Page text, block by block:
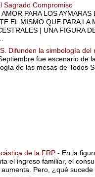
Sagrado Compromiso
PARA LOS AYMARAS
EL MISMO QUE PARA LA
| UNA FIGURA
Difunden la simbología del
fue escenario de
de las mesas de Todos
de la FRP - En la
el ingreso familiar, el
Pero, ¿qué sucede